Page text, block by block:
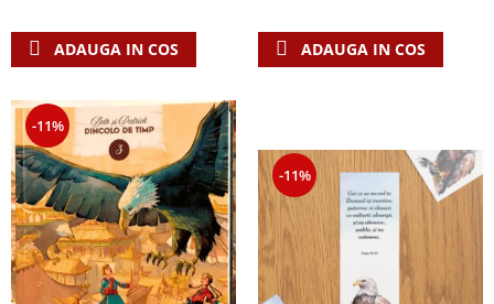
ADAUGA IN COS ADAUGA IN COS
-11%
-11%